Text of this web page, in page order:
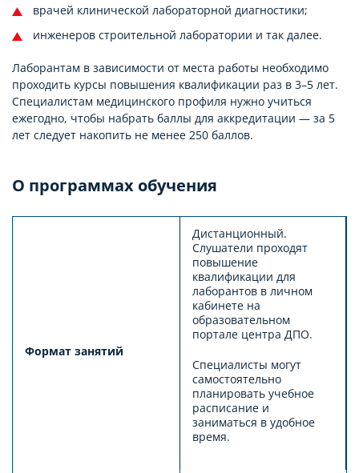
врачей клинической лабораторной диагностики;
инженеров строительной лаборатории и так далее.
Лаборантам в зависимости от места работы необходимо
проходить курсы повышения квалификации раз в 3–5 лет.
Специалистам медицинского профиля нужно учиться
ежегодно, чтобы набрать баллы для аккредитации — за 5
лет следует накопить не менее 250 баллов.
О программах обучения
Формат занятий
Дистанционный.
Слушатели проходят
повышение
квалификации для
лаборантов в личном
кабинете на
образовательном
портале центра ДПО.
Специалисты могут
самостоятельно
планировать учебное
расписание и
заниматься в удобное
время.